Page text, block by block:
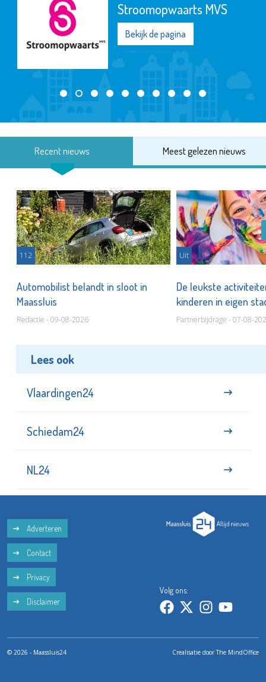
Stroomopwaarts MVS
Bekijk de pagina
Recent nieuws Meest gelezen nieuws
112
Automobilist belandt in sloot in
Maassluis
Redactie - 09-08-2026
Uit
De leukste
kinderen in eigen
Partnerbijdrage - 07-08-
Lees ook
Vlaardingen24
Schiedam24
NL24
Adverteren
Contact
Privacy
Disclaimer
Volg ons:
© 2026 - Maassluis24 Crealisatie doorThe MindOffice